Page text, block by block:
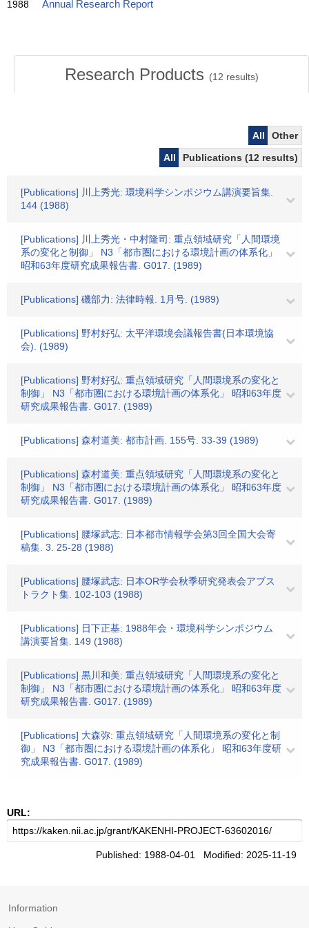
1988 Annual Research Report
Research Products (12 results)
All
Other
All
Publications (12 results)
[Publications] 川上秀光: 環境科学シンポジウム講演要旨集.
144 (1988)
[Publications] 川上秀光・中村隆司: 重点領域研究「人間環境
系の変化と制御」 N3「都市圏における環境計画の体系化」
昭和63年度研究成果報告書. G017. (1989)
[Publications] 磯部力: 法律時報. 1月号. (1989)
[Publications] 野村好弘: 太平洋環境会議報告書(日本環境協
会). (1989)
[Publications] 野村好弘: 重点領域研究「人間環境系の変化と
制御」 N3「都市圏における環境計画の体系化」 昭和63年度
研究成果報告書. G017. (1989)
[Publications] 森村道美: 都市計画. 155号. 33-39 (1989)
[Publications] 森村道美: 重点領域研究「人間環境系の変化と
制御」 N3「都市圏における環境計画の体系化」 昭和63年度
研究成果報告書. G017. (1989)
[Publications] 腰塚武志: 日本都市情報学会第3回全国大会寄
稿集. 3. 25-28 (1988)
[Publications] 腰塚武志: 日本OR学会秋季研究発表会アブス
トラクト集. 102-103 (1988)
[Publications] 日下正基: 1988年会・環境科学シンポジウム
講演要旨集. 149 (1988)
[Publications] 黒川和美: 重点領域研究「人間環境系の変化と
制御」 N3「都市圏における環境計画の体系化」 昭和63年度
研究成果報告書. G017. (1989)
[Publications] 大森弥: 重点領域研究「人間環境系の変化と制
御」 N3「都市圏における環境計画の体系化」 昭和63年度研
究成果報告書. G017. (1989)
URL:
Published: 1988-04-01 Modified: 2025-11-19
Information